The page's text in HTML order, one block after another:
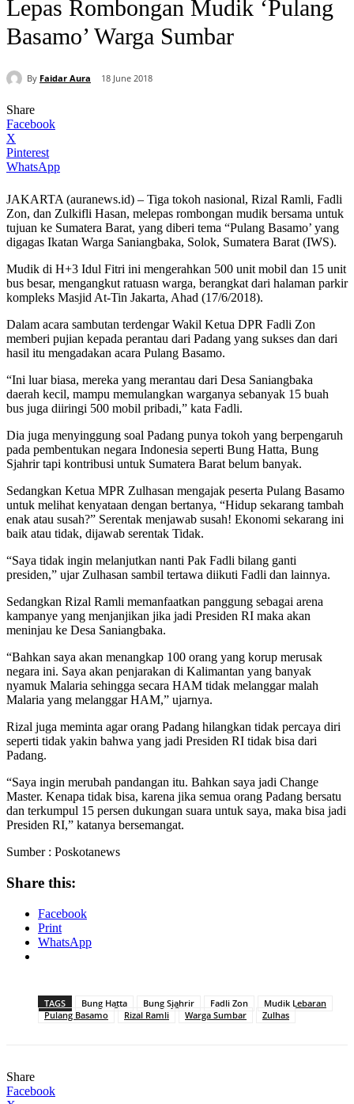
Lepas Rombongan Mudik ‘Pulang
Basamo’ Warga Sumbar
By Faidar Aura 18 June 2018
Share
Facebook
X
Pinterest
WhatsApp
JAKARTA (auranews.id) – Tiga tokoh nasional, Rizal Ramli, Fadli
Zon, dan Zulkifli Hasan, melepas rombongan mudik bersama untuk
tujuan ke Sumatera Barat, yang diberi tema “Pulang Basamo’ yang
digagas Ikatan Warga Saniangbaka, Solok, Sumatera Barat (IWS).
Mudik di H+3 Idul Fitri ini mengerahkan 500 unit mobil dan 15 unit
bus besar, mengangkut ratuasn warga, berangkat dari halaman parkir
kompleks Masjid At-Tin Jakarta, Ahad (17/6/2018).
Dalam acara sambutan terdengar Wakil Ketua DPR Fadli Zon
memberi pujian kepada perantau dari Padang yang sukses dan dari
hasil itu mengadakan acara Pulang Basamo.
“Ini luar biasa, mereka yang merantau dari Desa Saniangbaka
daerah kecil, mampu memulangkan warganya sebanyak 15 buah
bus juga diiringi 500 mobil pribadi,” kata Fadli.
Dia juga menyinggung soal Padang punya tokoh yang berpengaruh
pada pembentukan negara Indonesia seperti Bung Hatta, Bung
Sjahrir tapi kontribusi untuk Sumatera Barat belum banyak.
Sedangkan Ketua MPR Zulhasan mengajak peserta Pulang Basamo
untuk melihat kenyataan dengan bertanya, “Hidup sekarang tambah
enak atau susah?” Serentak menjawab susah! Ekonomi sekarang ini
baik atau tidak, dijawab serentak Tidak.
“Saya tidak ingin melanjutkan nanti Pak Fadli bilang ganti
presiden,” ujar Zulhasan sambil tertawa diikuti Fadli dan lainnya.
Sedangkan Rizal Ramli memanfaatkan panggung sebagai arena
kampanye yang menjanjikan jika jadi Presiden RI maka akan
meninjau ke Desa Saniangbaka.
“Bahkan saya akan menangkap 100 orang yang korup merusak
negara ini. Saya akan penjarakan di Kalimantan yang banyak
nyamuk Malaria sehingga secara HAM tidak melanggar malah
Malaria yang melanggar HAM,” ujarnya.
Rizal juga meminta agar orang Padang hilangkan tidak percaya diri
seperti tidak yakin bahwa yang jadi Presiden RI tidak bisa dari
Padang.
“Saya ingin merubah pandangan itu. Bahkan saya jadi Change
Master. Kenapa tidak bisa, karena jika semua orang Padang bersatu
dan terkumpul 15 persen dukungan suara untuk saya, maka bisa jadi
Presiden RI,” katanya bersemangat.
Sumber : Poskotanews
Share this:
Facebook
Print
WhatsApp
TAGS Bung Hatta Bung Sjahrir Fadli Zon
Mudik Lebaran
Pulang Basamo
Rizal Ramli Warga Sumbar Zulhas
Share
Facebook